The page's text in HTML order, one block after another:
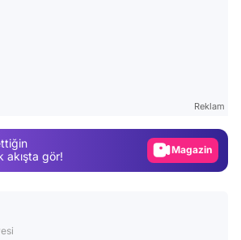
Reklam
akışta gör!
Magazin